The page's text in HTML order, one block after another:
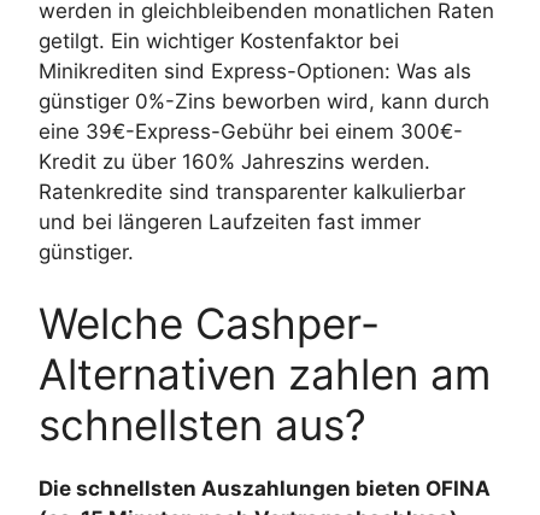
werden in gleichbleibenden monatlichen Raten
getilgt. Ein wichtiger Kostenfaktor bei
Minikrediten sind Express-Optionen: Was als
günstiger 0%-Zins beworben wird, kann durch
eine 39€-Express-Gebühr bei einem 300€-
Kredit zu über 160% Jahreszins werden.
Ratenkredite sind transparenter kalkulierbar
und bei längeren Laufzeiten fast immer
günstiger.
Welche Cashper-
Alternativen zahlen am
schnellsten aus?
Die schnellsten Auszahlungen bieten OFINA